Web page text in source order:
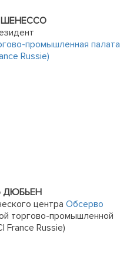
ШЕНЕССО
промышленная палата
Russie)
ДЮБЬЕН
центра Обсерво
торгово-промышленной
France Russie)